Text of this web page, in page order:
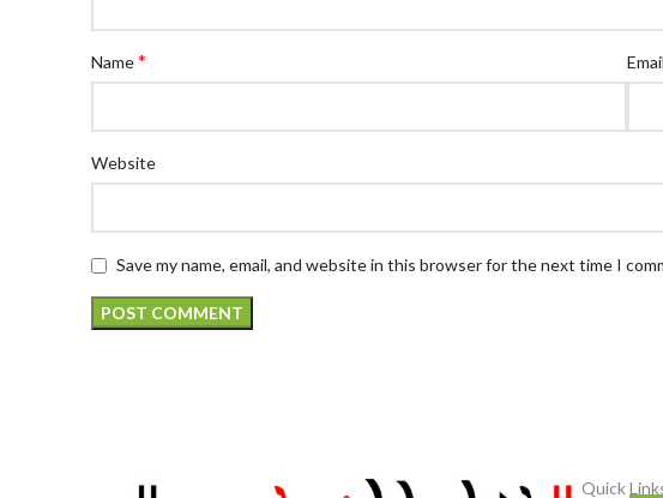
Name* Email
Website
Save my name, email, and website in this browser for the next time I
Quick